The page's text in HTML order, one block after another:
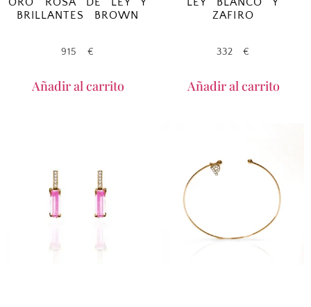
BRILLANTES BROWN
915 €
Añadir al carrito
ZAFIRO
332€
Añadir al carrito